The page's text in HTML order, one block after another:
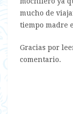
mucho de
tiempo madre
Gracias por
comentario.